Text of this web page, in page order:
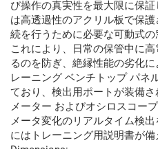
び操作の真実性を最大限に保
は高透過性のアクリル板で保
続を行うために必要な可動式の
これにより、日常の保管中に
るのを防ぎ、絶縁性能の劣化
レーニング ベンチトップパネ
ており、検出用ポートが装備
メーター およびオシロスコー
メータ変化のリアルタイム検
にはトレーニング用説明書が備